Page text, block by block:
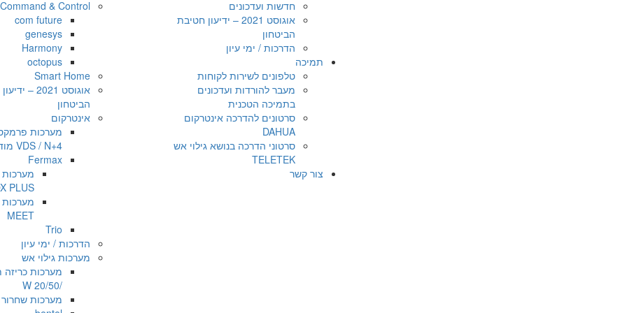
Command & Control
com future
genesys
Harmony
octopus
Smart Home
אוגוסט 2021
הביטחון
אינטרקום
מערכות
VDS / N+4 מודולרי
Fermax
PLUS
MEET
Trio
הדרכות / ימי עיון
מערכות גילוי אש
/20/50 W
מערכות
חדשות ועדכונים
אוגוסט 2021 – ידיעון חטיבת
הביטחון
הדרכות / ימי עיון
תמיכה
טלפונים לשירות לקוחות
מעבר להורדות ועדכונים
בתמיכה הטכנית
סרטונים להדרכה אינטרקום
DAHUA
סרטוני הדרכה בנושא גילוי אש
TELETEK
צור קשר